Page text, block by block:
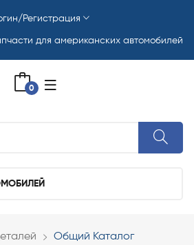
для американских автомобилей
Регистрация
0
Общий Каталог